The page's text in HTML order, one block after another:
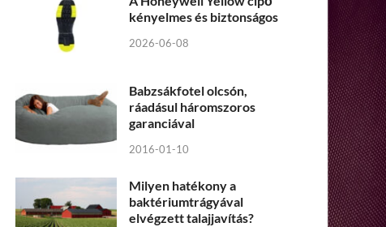
kényelmes és biztonságos
2026-06-08
Babzsákfotel olcsón,
ráadásul háromszoros
garanciával
2016-01-10
Milyen hatékony a
baktériumtrágyával
elvégzett talajjavítás?